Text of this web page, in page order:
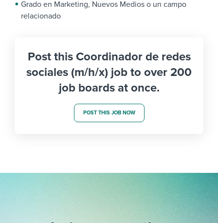
Grado en Marketing, Nuevos Medios o un campo
relacionado
Post this Coordinador de redes
sociales (m/h/x) job to over 200
job boards at once.
POST THIS JOB NOW